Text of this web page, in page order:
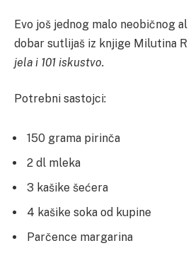
Evo još jednog malo neobičnog
dobar sutlijaš iz knjige Milutina
jela i 101 iskustvo.
Potrebni sastojci:
150 grama pirinča
2 dl mleka
3 kašike šećera
4 kašike soka od kupine
Parčence margarina